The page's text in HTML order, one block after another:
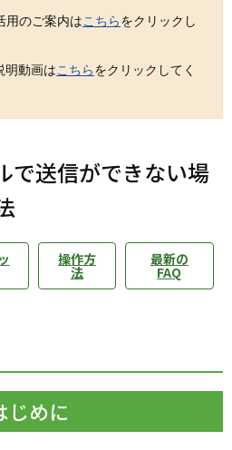
のご案内はこちらをクリックし
動画はこちらをクリックしてく
で送信ができない場
操作方
法
最新の
FAQ
じめに